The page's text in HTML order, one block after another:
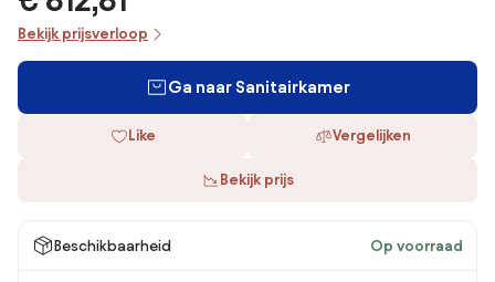
Bekijk prijsverloop
Ga naar Sanitairkamer
Like Vergelijken
Bekijk prijs
Beschikbaarheid Op voorraad